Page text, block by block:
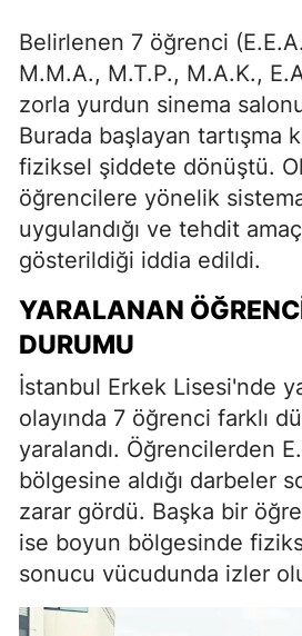
Belirlenen 7 öğrenci
M.M.A., M.T.P., M.A.K.,
zorla yurdun sinema
Burada başlayan tartışma
fiziksel şiddete dönüştü.
öğrencilere yönelik
uygulandığı ve tehdit
gösterildiği iddia edildi.
YARALANAN
DURUMU
İstanbul Erkek Lisesi'nde
olayında 7 öğrenci farklı
yaralandı. Öğrencilerden
bölgesine aldığı darbeler
zarar gördü. Başka bir
ise boyun bölgesinde
sonucu vücudunda izler